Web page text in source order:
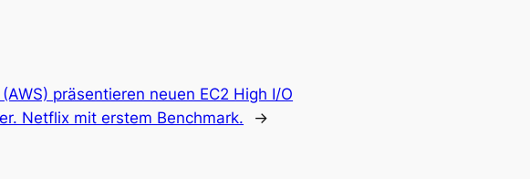
präsentieren neuen EC2 High I/O
Netflix mit erstem Benchmark.
→